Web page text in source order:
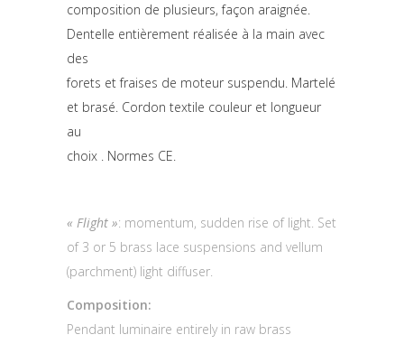
composition de plusieurs, façon araignée.
Dentelle entièrement réalisée à la main avec
des
forets et fraises de moteur suspendu. Martelé
et brasé. Cordon textile couleur et longueur
au
choix . Normes CE.
« Flight »: momentum, sudden rise of light. Set
of 3 or 5 brass lace suspensions and vellum
(parchment) light diffuser.
Composition:
Pendant luminaire entirely in raw brass